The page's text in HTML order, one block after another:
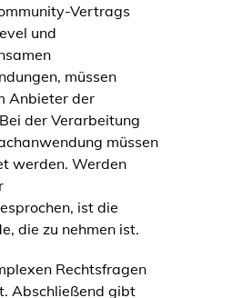
Vertrags
und
müssen
Anbieter der
der Verarbeitung
müssen
werden. Werden
ist die
die zu nehmen ist.
Rechtsfragen
Abschließend gibt